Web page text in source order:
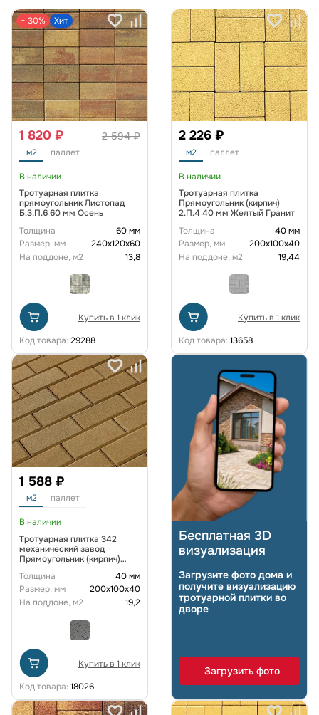
− 30% Хит
2 594 ₽
1 820 ₽
м2 паллет
В наличии
Тротуарная плитка
прямоугольник Листопад
Б.3.П.6 60 мм Осень
Толщина
60 мм
Размер, мм
240х120х60
На поддоне, м2
13,8
Купить в 1 клик
Код товара: 29288
2 226 ₽
м2 паллет
В наличии
Тротуарная плитка
Прямоугольник (кирпич)
2.П.4 40 мм Желтый Гранит
Толщина
40 мм
Размер, мм
200х100х40
На поддоне, м2
19,44
Купить в 1 клик
Код товара: 13658
1 588 ₽
м2 паллет
В наличии
Тротуарная плитка 342
механический завод
Прямоугольник (кирпич)
Толщина
40 мм
Размер, мм
200х100х40
На поддоне, м2
19,2
Купить в 1 клик
Код товара: 18026
Бесплатная 3D
визуализация
Загрузите фото дома и
получите визуализацию
тротуарной плитки во
дворе
Загрузить фото